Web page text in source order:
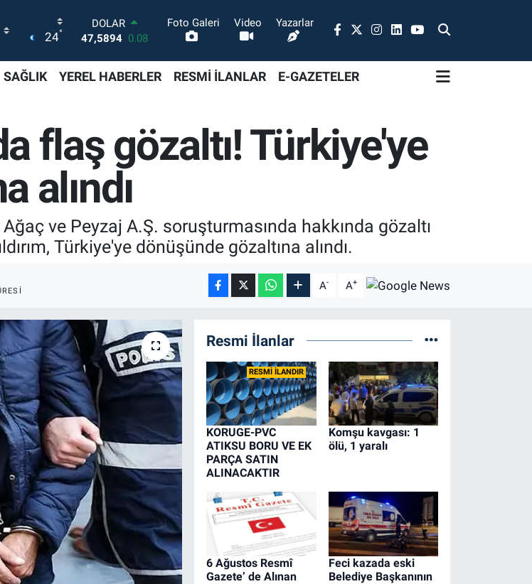
24°
DOLAR
47,5894 0.08
STERLİN
4.44
BİST100
13.703 11
BITCOIN
64.927,78
Foto Galeri Video Yazarlar
SAĞLIK YEREL HABERLER RESMİ İLANLAR E-GAZETELER
flaş gözaltı! Türkiye'ye
alındı
ve Peyzaj A.Ş. soruşturmasında hakkında gözaltı
Türkiye'ye dönüşünde gözaltına alındı.
A- A+
Resmi İlanlar
RESMİ İLANDIR
KORUGE-PVC
ATIKSU BORU VE EK
PARÇA SATIN
ALINACAKTIR
Komşu kavgası: 1
ölü, 1 yaralı
6 Ağustos Resmî
Gazete’ de Alınan
Feci kazada eski
Belediye Başkanının